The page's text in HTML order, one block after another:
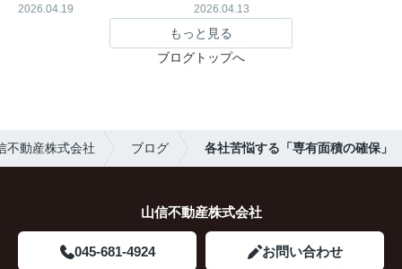
2026.04.19 2026.04.13
もっと見る
ブログトップへ
不動産株式会社 ブログ 各社苦悩する「専有面積の確保」
山信不動産株式会社
045-681-4924 お問い合わせ